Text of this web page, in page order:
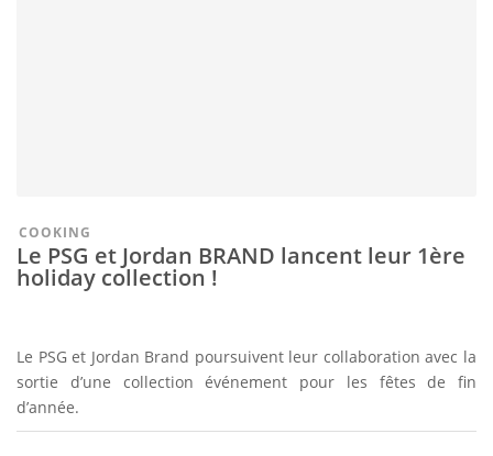
COOKING
Le PSG et Jordan BRAND lancent leur 1ère
holiday collection !
Le PSG et Jordan Brand poursuivent leur collaboration avec la
sortie d’une collection événement pour les fêtes de fin
d’année.